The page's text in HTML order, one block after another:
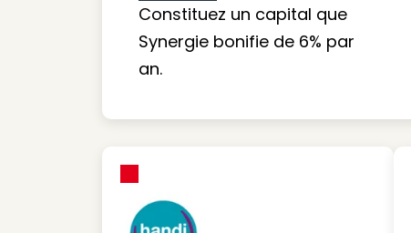
Constituez un capital que
Synergie bonifie de 6% par
an.